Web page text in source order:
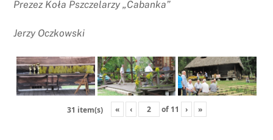
Prezez Koła Pszczelarzy „Cabanka”
Jerzy Oczkowski
31 item(s) « ‹ of 11 › »